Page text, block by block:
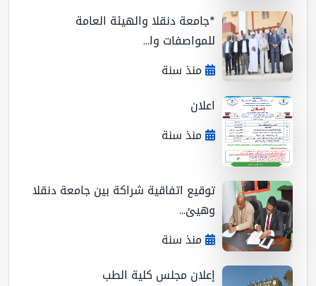
*جامعة دنقلا والهيئة العامة
للمواصفات وا...
منذ سنة
اعلان
منذ سنة
توقيع اتفاقية شراكة بين جامعة دنقلا
وهيئ...
منذ سنة
إعلان مجلس كلية الطب